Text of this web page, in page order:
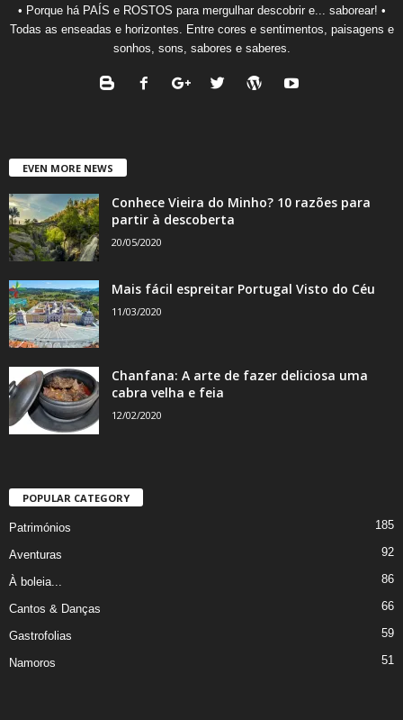
• Porque há PAÍS e ROSTOS para mergulhar descobrir e... saborear! •
Todas as enseadas e horizontes. Entre cores e sentimentos, paisagens e
sonhos, sons, sabores e saberes.
EVEN MORE NEWS
Conhece Vieira do Minho? 10 razões para
partir à descoberta
20/05/2020
Mais fácil espreitar Portugal Visto do Céu
11/03/2020
Chanfana: A arte de fazer deliciosa uma
cabra velha e feia
12/02/2020
POPULAR CATEGORY
Patrimónios 185
Aventuras 92
À boleia... 86
Cantos & Danças 66
Gastrofolias 59
Namoros 51